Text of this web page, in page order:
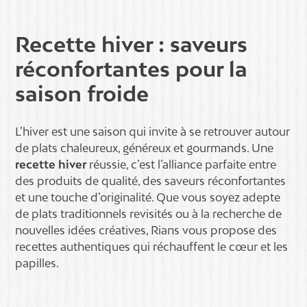
Recette hiver : saveurs
réconfortantes pour la
saison froide
L’hiver est une saison qui invite à se retrouver autour
de plats chaleureux, généreux et gourmands. Une
recette hiverréussie, c’est l’alliance parfaite entre
des produits de qualité, des saveurs réconfortantes
et une touche d’originalité. Que vous soyez adepte
de plats traditionnels revisités ou à la recherche de
nouvelles idées créatives, Rians vous propose des
recettes authentiques qui réchauffent le cœur et les
papilles.